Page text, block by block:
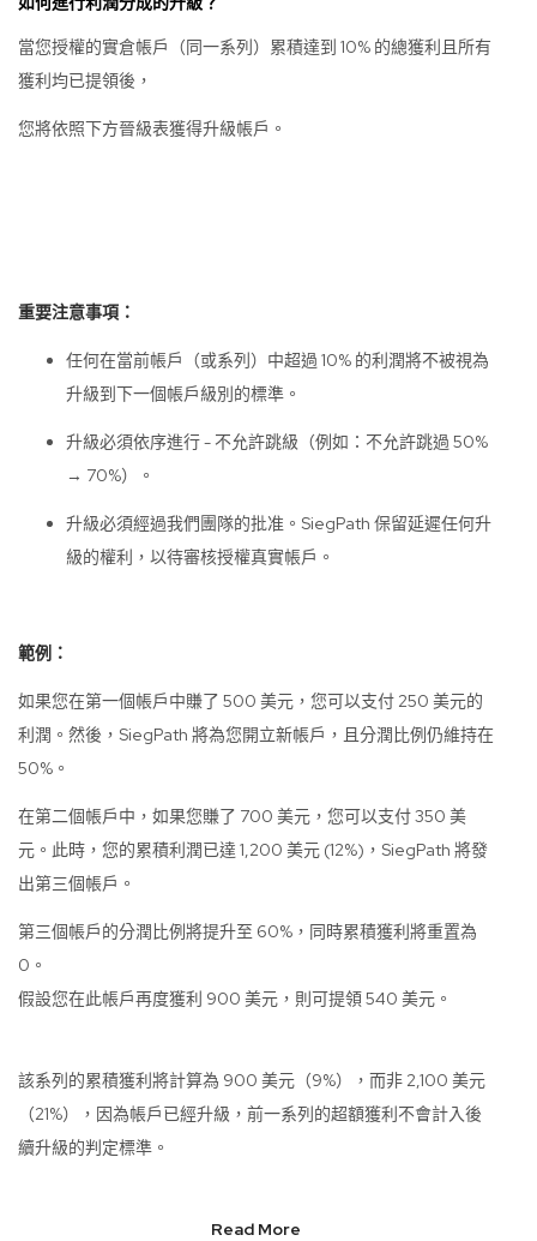
當您授權的實倉帳戶（同一系列）累積達到 10% 的總獲利且所有
獲利均已提領後，
您將依照下方晉級表獲得升級帳戶。
重要注意事項：
任何在當前帳戶（或系列）中超過 10% 的利潤將不被視為
升級到下一個帳戶級別的標準。
升級必須依序進行 - 不允許跳級（例如：不允許跳過 50%
→ 70%）。
升級必須經過我們團隊的批准。SiegPath 保留延遲任何升
級的權利，以待審核授權真實帳戶。
範例：
如果您在第一個帳戶中賺了 500 美元，您可以支付 250 美元的
利潤。然後，SiegPath 將為您開立新帳戶，且分潤比例仍維持在
50%。
在第二個帳戶中，如果您賺了 700 美元，您可以支付 350 美
元。此時，您的累積利潤已達 1,200 美元 (12%)，SiegPath 將發
出第三個帳戶。
第三個帳戶的分潤比例將提升至 60%，同時累積獲利將重置為
0。
假設您在此帳戶再度獲利 900 美元，則可提領 540 美元。
該系列的累積獲利將計算為 900 美元（9%），而非 2,100 美元
（21%），因為帳戶已經升級，前一系列的超額獲利不會計入後
續升級的判定標準。
Read More